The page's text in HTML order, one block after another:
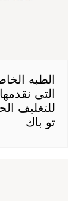
الطبه
التى
للتغليف
تو باك